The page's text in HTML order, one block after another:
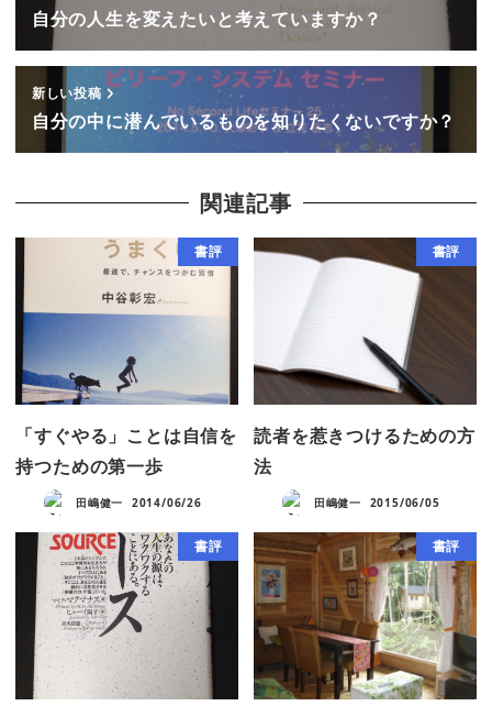
自分の人生を変えたいと考えていますか？
新しい投稿
自分の中に潜んでいるものを知りたくないですか？
関連記事
書評
「すぐやる」ことは自信を
持つための第一歩
田嶋健一 2014/06/26
書評
読者を惹きつけるための方
法
田嶋健一 2015/06/05
書評 書評